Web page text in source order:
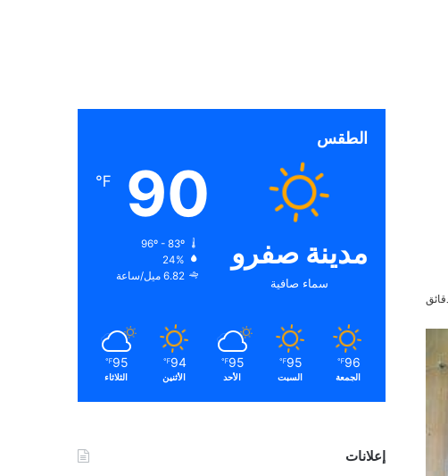
الطقس
مدينة صفرو
سماء صافية
90
℉
96º - 83º
24%
6.82 ميل/ساعة
96
℉
الجمعة
95
℉
السبت
95
℉
الأحد
94
℉
الأثنين
95
℉
الثلاثاء
إعلانات